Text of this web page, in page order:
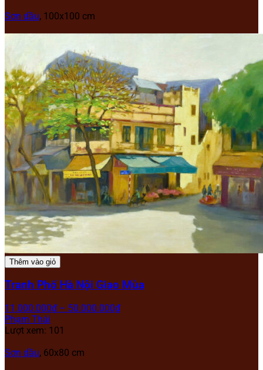
Sơn dầu, 100x100 cm
Thêm vào giỏ
Tranh Phố Hà Nội Giao Mùa
11.000.000₫ – 50.000.000₫
Phạm Thái
Lượt xem: 101
Sơn dầu, 60x80 cm